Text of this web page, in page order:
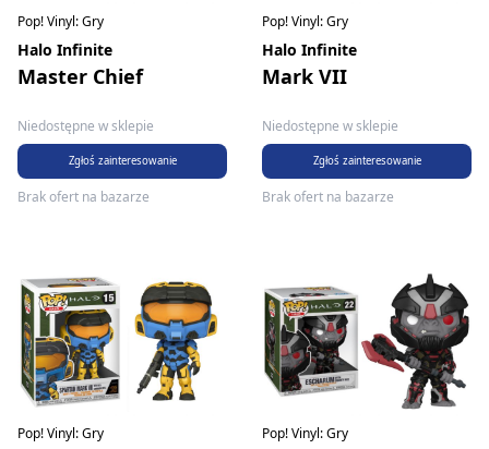
Pop! Vinyl: Gry
Halo Infinite
Master Chief
Niedostępne w sklepie
Zgłoś zainteresowanie
Brak ofert na bazarze
Pop! Vinyl: Gry
Halo Infinite
Mark VII
Niedostępne w sklepie
Zgłoś zainteresowanie
Brak ofert na bazarze
Pop! Vinyl: Gry Pop! Vinyl: Gry